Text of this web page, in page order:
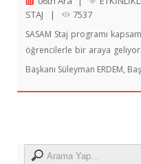
STAJ
| 7537
SASAM Staj programı
öğrencilerle bir araya
Başkanı Süleyman ERDEM,